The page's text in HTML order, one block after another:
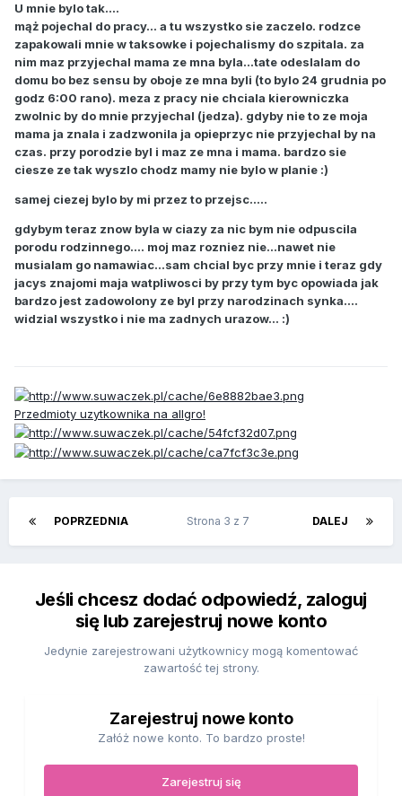
U mnie bylo tak....
mąż pojechal do pracy... a tu wszystko sie zaczelo. rodzce
zapakowali mnie w taksowke i pojechalismy do szpitala. za
nim maz przyjechal mama ze mna byla...tate odeslalam do
domu bo bez sensu by oboje ze mna byli (to bylo 24 grudnia po
godz 6:00 rano). meza z pracy nie chciala kierowniczka
zwolnic by do mnie przyjechal (jedza). gdyby nie to ze moja
mama ja znala i zadzwonila ja opieprzyc nie przyjechal by na
czas. przy porodzie byl i maz ze mna i mama. bardzo sie
ciesze ze tak wyszlo chodz mamy nie bylo w planie :)
samej ciezej bylo by mi przez to przejsc.....
gdybym teraz znow byla w ciazy za nic bym nie odpuscila
porodu rodzinnego.... moj maz rozniez nie...nawet nie
musialam go namawiac...sam chcial byc przy mnie i teraz gdy
jacys znajomi maja watpliwosci by przy tym byc opowiada jak
bardzo jest zadowolony ze byl przy narodzinach synka....
widzial wszystko i nie ma zadnych urazow... :)
Przedmioty uzytkownika na allgro!
POPRZEDNIA DALEJ
Strona 3 z 7
Jeśli chcesz dodać odpowiedź, zaloguj
się lub zarejestruj nowe konto
Jedynie zarejestrowani użytkownicy mogą komentować
zawartość tej strony.
Zarejestruj nowe konto
Załóż nowe konto. To bardzo proste!
Zarejestruj się